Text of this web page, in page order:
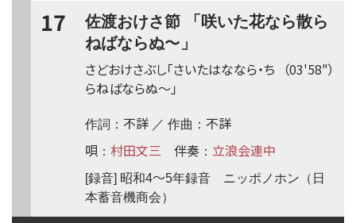
17
佐渡おけさ節 「咲いた花なら散ら
ねばならぬ〜 」
（03'58"）
さどおけさぶし「さいたはななら・ち
らねばならぬ〜 」
作詞： 不詳 ／ 作曲： 不詳
唄 ： 村田文三 伴奏 ： 立浪会連中
[録音] 昭和4〜5年録音 ニッポノホン（日
本蓄音機商会）